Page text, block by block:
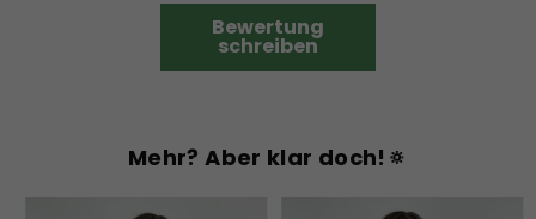
Bewertung
schreiben
Mehr? Aber klar doch!🔅